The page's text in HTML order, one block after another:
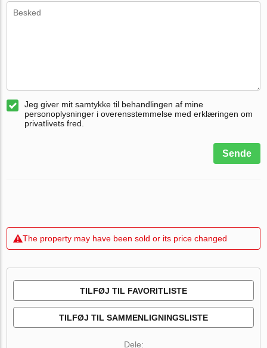
Jeg giver mit samtykke til behandlingen af mine
personoplysninger i overensstemmelse med erklæringen om
privatlivets fred.
Sende
The property may have been sold or its price changed
TILFØJ TIL FAVORITLISTE
TILFØJ TIL SAMMENLIGNINGSLISTE
Dele: